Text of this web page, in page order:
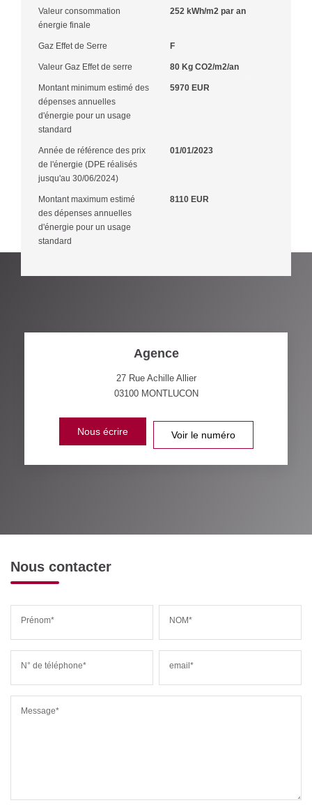
Valeur consommation
énergie finale
252 kWh/m2 par an
Gaz Effet de Serre F
Valeur Gaz Effet de serre 80 Kg CO2/m2/an
Montant minimum estimé des
dépenses annuelles
d'énergie pour un usage
standard
5970 EUR
Année de référence des prix
de l'énergie (DPE réalisés
jusqu'au 30/06/2024)
01/01/2023
Montant maximum estimé
des dépenses annuelles
d'énergie pour un usage
standard
8110 EUR
Agence
27 Rue Achille Allier
03100 MONTLUCON
Nous écrire Voir le numéro
Nous contacter
Prénom* NOM*
N° de téléphone* email*
Message*